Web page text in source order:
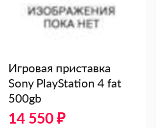
Игровая приставка
Sony PlayStation 4 fat
500gb
14 550 ₽